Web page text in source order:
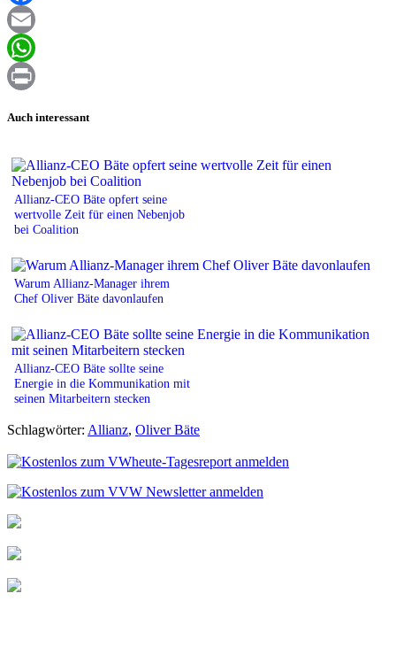
Facebook
Email
WhatsApp
Auch interessant
Allianz-CEO Bäte opfert seine
wertvolle Zeit für einen Nebenjob
bei Coalition
Warum Allianz-Manager ihrem
Chef Oliver Bäte davonlaufen
Allianz-CEO Bäte sollte seine
Energie in die Kommunikation mit
seinen Mitarbeitern stecken
Schlagwörter: Allianz, Oliver Bäte